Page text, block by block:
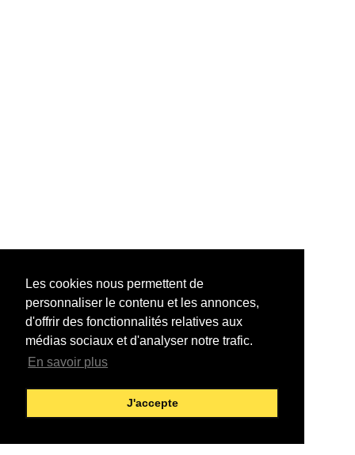
Les cookies nous permettent de
personnaliser le contenu et les annonces,
d'offrir des fonctionnalités relatives aux
médias sociaux et d'analyser notre trafic.
En savoir plus
J'accepte